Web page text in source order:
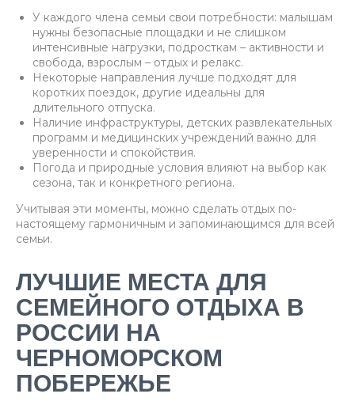
У каждого члена семьи свои потребности: малышам
нужны безопасные площадки и не слишком
интенсивные нагрузки, подросткам – активности и
свобода, взрослым – отдых и релакс.
Некоторые направления лучше подходят для
коротких поездок, другие идеальны для
длительного отпуска.
Наличие инфраструктуры, детских развлекательных
программ и медицинских учреждений важно для
уверенности и спокойствия.
Погода и природные условия влияют на выбор как
сезона, так и конкретного региона.
Учитывая эти моменты, можно сделать отдых по-
настоящему гармоничным и запоминающимся для всей
семьи.
ЛУЧШИЕ МЕСТА ДЛЯ
СЕМЕЙНОГО ОТДЫХА В
РОССИИ НА
ЧЕРНОМОРСКОМ
ПОБЕРЕЖЬЕ